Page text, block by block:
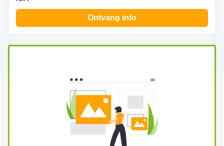
Ontvang info